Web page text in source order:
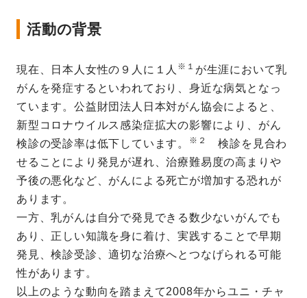
活動の背景
現在、日本人女性の９人に１人 ※１ が生涯において乳
がんを発症するといわれており、身近な病気となっ
ています。公益財団法人日本対がん協会によると、
新型コロナウイルス感染症拡大の影響により、がん
検診の受診率は低下しています。
※２
検診を見合わ
せることにより発見が遅れ、治療難易度の高まりや
予後の悪化など、がんによる死亡が増加する恐れが
あります。
一方、乳がんは自分で発見できる数少ないがんでも
あり、正しい知識を身に着け、実践することで早期
発見、検診受診、適切な治療へとつなげられる可能
性があります。
以上のような動向を踏まえて2008年からユニ・チャ